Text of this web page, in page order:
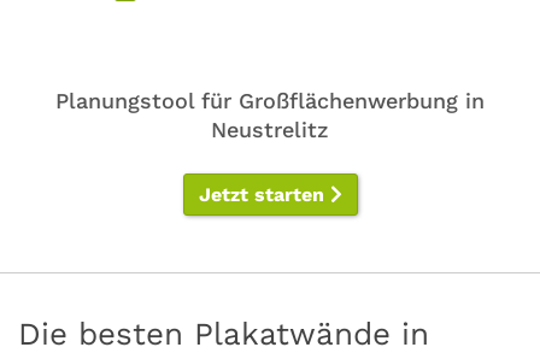
Planungstool für Großflächenwerbung in
Neustrelitz
Jetzt starten
Die besten Plakatwände in